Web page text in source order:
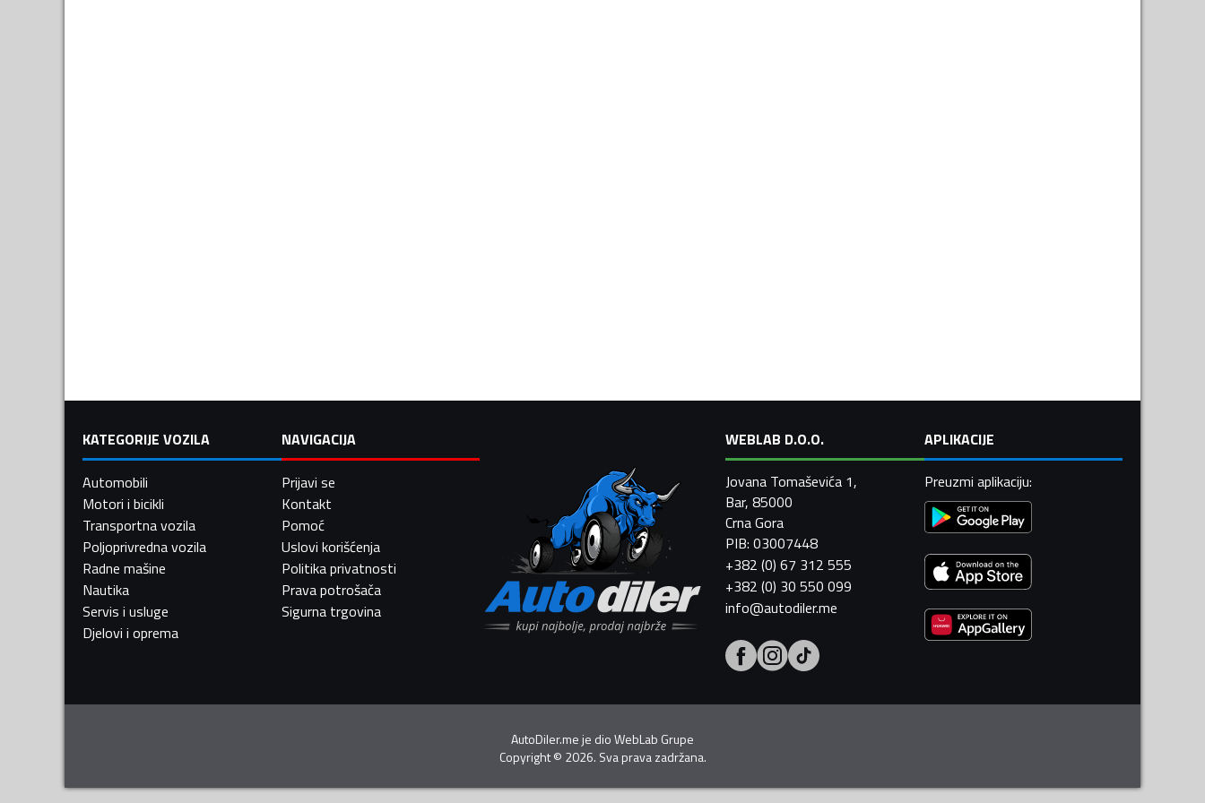
KATEGORIJE VOZILA
Automobili
Motori i bicikli
Transportna vozila
Poljoprivredna vozila
Radne mašine
Nautika
Servis i usluge
Djelovi i oprema
NAVIGACIJA
Prijavi se
Kontakt
Pomoć
Uslovi korišćenja
Politika privatnosti
Prava potrošača
Sigurna trgovina
WEBLAB D.O.O.
Jovana Tomaševića 1,
Bar, 85000
Crna Gora
PIB: 03007448
+382 (0) 67 312 555
+382 (0) 30 550 099
info@autodiler.me
APLIKACIJE
Preuzmi aplikaciju:
AutoDiler.me je dioWebLab Grupe
Copyright© 2026. Sva prava zadržana.